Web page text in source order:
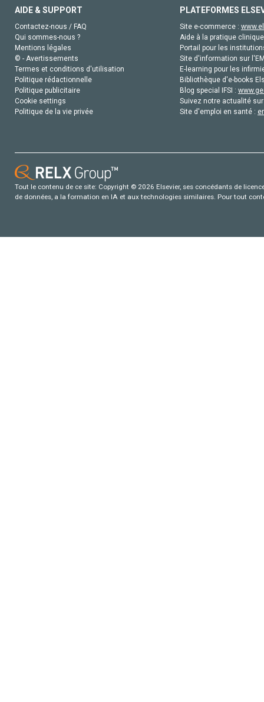
AIDE & SUPPORT
Contactez-nous / FAQ
Qui sommes-nous ?
Mentions légales
© - Avertissements
Termes et conditions d'utilisation
Politique rédactionnelle
Politique publicitaire
Cookie settings
Politique de la vie privée
PLATEFORMES
Site e-commerce :
Aide à la pratique
Portail pour les
Site d'information sur
E-learning pour les
Bibliothèque d'e-books
Blog special IFSI :
Suivez notre actualité
Site d'emploi en santé :
Tout le contenu de ce site: Copyright © 2026 Elsevier, ses concédants de
de données, a la formation en IA et aux technologies similaires. Pour tout